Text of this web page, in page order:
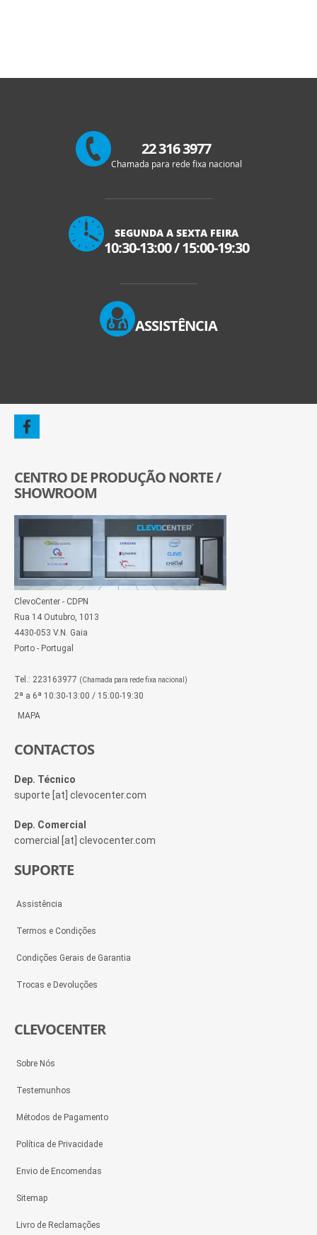
22 316 3977
Chamada para rede fixa nacional
SEGUNDA A SEXTA FEIRA
10:30-13:00/15:00-19:30
ASSISTÊNCIA
CENTRO DE PRODUÇÃO NORTE /
SHOWROOM
ClevoCenter - CDPN
Rua 14 Outubro, 1013
4430-053 V.N. Gaia
Porto - Portugal
Tel.: 223163977 (Chamada para rede fixa nacional)
2ª a 6ª 10:30-13:00 / 15:00-19:30
MAPA
CONTACTOS
Dep. Técnico
suporte [at] clevocenter.com
Dep. Comercial
comercial [at] clevocenter.com
SUPORTE
Assistência
Termos e Condições
Condições Gerais de Garantia
Trocas e Devoluções
CLEVOCENTER
Sobre Nós
Testemunhos
Métodos de Pagamento
Política de Privacidade
Envio de Encomendas
Sitemap
Livro de Reclamações